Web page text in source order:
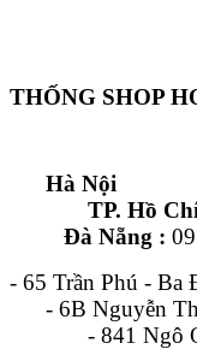
THỐNG SHOP
TP.
Đà Nẵng :
- 65 Trần
- 6B Nguyễn
- 841 Ngô